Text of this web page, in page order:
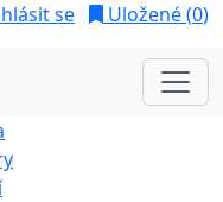
se Uložené (0)